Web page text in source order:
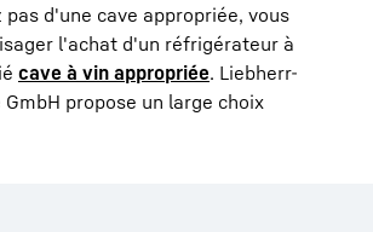
pas d'une cave appropriée, vous
l'achat d'un réfrigérateur à
cave à vin appropriée. Liebherr-
propose un large choix